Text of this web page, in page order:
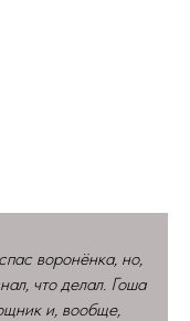
воронёнка, но,
что делал. Гоша
и, вообще,